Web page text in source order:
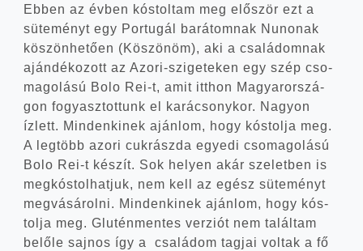
Ebben az évben kós­tol­tam meg elő­ször ezt a
süte­ményt egy Por­tu­gál bará­tom­nak Nuno­nak
köszön­he­tő­en (Köszö­nöm), aki a csa­lá­dom­nak
aján­dé­ko­zott az Azori-szigeteken egy szép cso­
ma­go­lá­sú Bolo Rei‑t, amit itt­hon Magyar­or­szá­
gon fogyasz­tot­tunk el kará­csony­kor. Nagyon
ízlett. Min­den­ki­nek aján­lom, hogy kós­tol­ja meg.
A leg­több azo­ri cuk­rász­da egye­di cso­ma­go­lá­sú
Bolo Rei‑t készít. Sok helyen akár sze­let­ben is
meg­kós­tol­hat­juk, nem kell az egész süte­ményt
meg­vá­sá­rol­ni. Min­den­ki­nek aján­lom, hogy kós­
tol­ja meg. Glu­tén­men­tes ver­zi­ót nem talál­tam
belő­le saj­nos így a csa­lá­dom tag­jai vol­tak a fő